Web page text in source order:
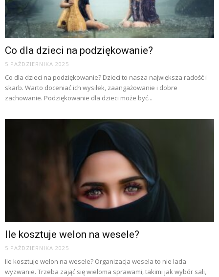
Co dla dzieci na podziękowanie?
5 PAŹDZIERNIKA 2025
Co dla dzieci na podziękowanie? Dzieci to nasza największa radość i
skarb. Warto doceniać ich wysiłek, zaangażowanie i dobre
zachowanie. Podziękowanie dla dzieci może być...
Ile kosztuje welon na wesele?
5 PAŹDZIERNIKA 2025
Ile kosztuje welon na wesele? Organizacja wesela to nie lada
wyzwanie. Trzeba zająć się wieloma sprawami, takimi jak wybór sali,